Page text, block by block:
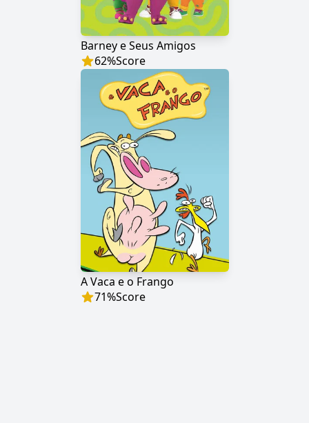
Barney e Seus Amigos
62%Score
A Vaca e o Frango
71%Score